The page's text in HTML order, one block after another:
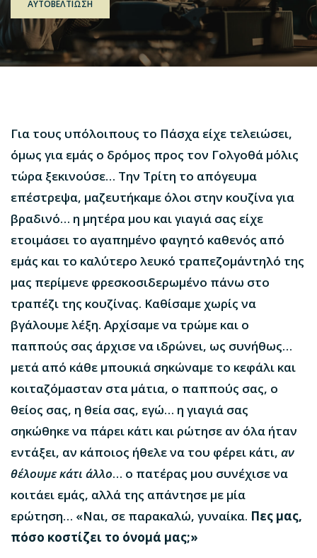
ΑΥΤΟΒΕΛΤΙΩΣΗ
Για τους υπόλοιπους το Πάσχα είχε τελειώσει,
όμως για εμάς ο δρόμος προς τον Γολγοθά μόλις
τώρα ξεκινούσε… Την Τρίτη το απόγευμα
επέστρεψα, μαζευτήκαμε όλοι στην κουζίνα για
βραδινό… η μητέρα μου και γιαγιά σας είχε
ετοιμάσει το αγαπημένο φαγητό καθενός από
εμάς και το καλύτερο λευκό τραπεζομάντηλό της
μας περίμενε φρεσκοσιδερωμένο πάνω στο
τραπέζι της κουζίνας. Καθίσαμε χωρίς να
βγάλουμε λέξη. Αρχίσαμε να τρώμε και ο
παππούς σας άρχισε να ιδρώνει, ως συνήθως…
μετά από κάθε μπουκιά σηκώναμε το κεφάλι και
κοιταζόμασταν στα μάτια, ο παππούς σας, ο
θείος σας, η θεία σας, εγώ… η γιαγιά σας
σηκώθηκε να πάρει κάτι και ρώτησε αν όλα ήταν
εντάξει, αν κάποιος ήθελε να του φέρει κάτι, αν
θέλουμε κάτι άλλο… ο πατέρας μου συνέχισε να
κοιτάει εμάς, αλλά της απάντησε με μία
ερώτηση… «Ναι, σε παρακαλώ, γυναίκα. Πες μας,
πόσο κοστίζει το όνομά μας;»